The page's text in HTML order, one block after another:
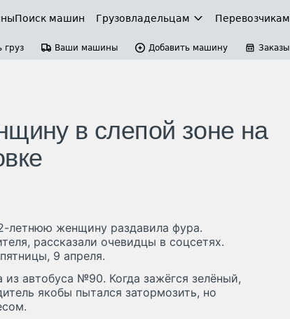
Поиск машин Грузовладельцам Перевозчикам
груз Ваши машины Добавить машину Заказы
в слепой зоне на
летнюю женщину раздавила фура.
рассказали очевидцы в соцсетях.
9 апреля.
автобуса №90. Когда зажёгся зелёный,
якобы пытался затормозить, но